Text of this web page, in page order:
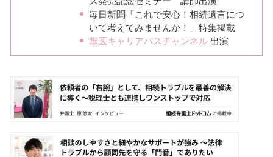
毎日新聞「これで安心！相続遺言につ
いて考えてみませんか！」特集掲載
獣医キャリアパスチャンネル出演